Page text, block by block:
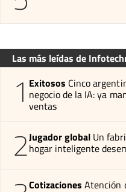
Las más leídas de
1 Exitosos Cinco
negocio de la IA: ya
ventas
2Jugador global Un
hogar inteligente
Cotizaciones Atención